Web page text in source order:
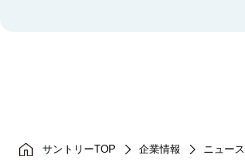
サントリーTOP 企業情報
ニュー